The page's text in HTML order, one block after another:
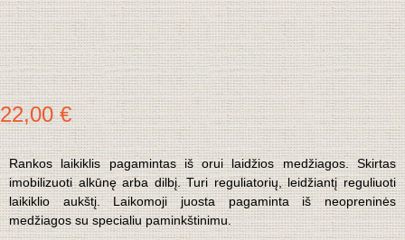
22,00 €
Rankos laikiklis pagamintas iš orui laidžios medžiagos. Skirtas
imobilizuoti alkūnę arba dilbį. Turi reguliatorių, leidžiantį reguliuoti
laikiklio aukštį. Laikomoji juosta pagaminta iš neopreninės
medžiagos su specialiu paminkštinimu.